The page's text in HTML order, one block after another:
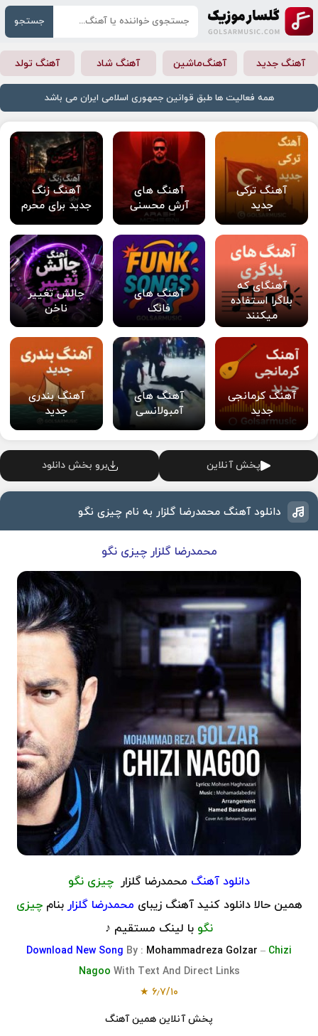
جستجو
آهنگ جدید آهنگ‌ماشین آهنگ شاد آهنگ تولد
همه فعالیت ها طبق قوانین جمهوری اسلامی ایران می باشد
آهنگ ترکی
جدید
آهنگ های
آرش محسنی
آهنگ زنگ
جدید برای محرم
آهنگای که
بلاگرا استفاده
میکنند
آهنگ های
فانک
چالش تغییر
ناخن
آهنگ کرمانجی
جدید
آهنگ های
آمبولانسی
آهنگ بندری
جدید
پخش آنلاین برو بخش دانلود
دانلود آهنگ محمدرضا گلزار به نام چیزی نگو
محمدرضا گلزار چیزی نگو
دانلود آهنگ محمدرضا گلزار چیزی نگو
همین حالا دانلود کنید آهنگ زیبای محمدرضا گلزار بنامچیزی
نگو با لینک مستقیم ♪
Download New Song By : Mohammadreza Golzar – Chizi
Nagoo With Text And Direct Links
۶٫۷/۱۰
★
پخش آنلاین همین آهنگ